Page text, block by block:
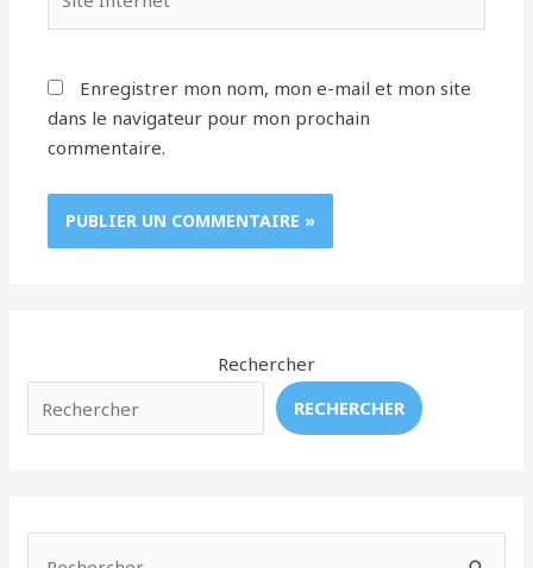
Internet
Enregistrer mon nom, mon e-mail et mon site
dans le navigateur pour mon prochain
commentaire.
Rechercher
RECHERCHER